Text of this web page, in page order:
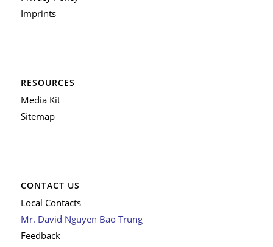
Imprints
RESOURCES
Media Kit
Sitemap
CONTACT US
Local Contacts
Mr. David Nguyen Bao Trung
Feedback